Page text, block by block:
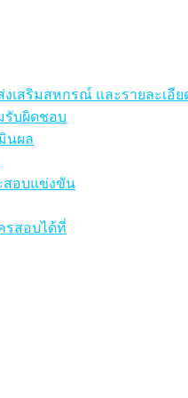
เสริมสหกรณ์ และรายละเอี
บผิดชอบ
นผล
สอบแข่งขัน
รสอบได้ที่